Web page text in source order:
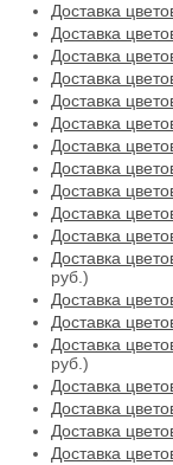
Доставка
Доставка
Доставка
Доставка
Доставка
Доставка
Доставка
Доставка
Доставка
Доставка
Доставка
Доставка
руб.)
Доставка
Доставка
Доставка
руб.)
Доставка
Доставка
Доставка
Доставка